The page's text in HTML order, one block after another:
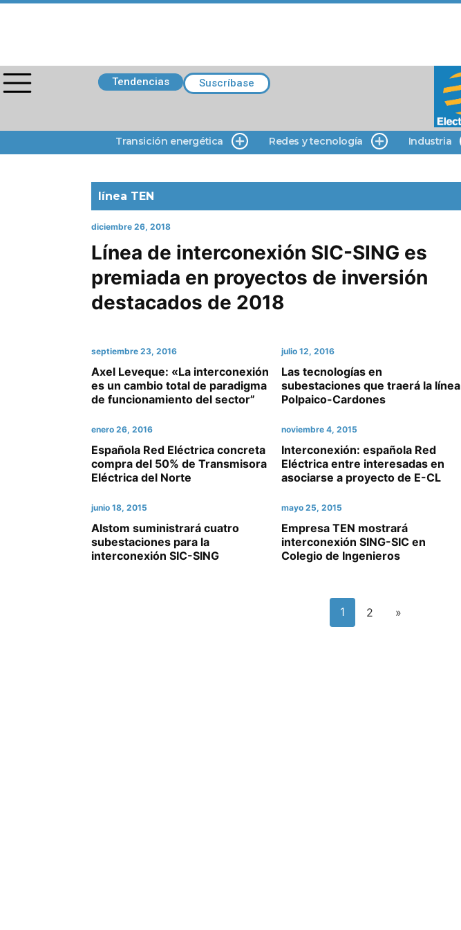
Tendencias Suscríbase
Transición energética Redes y tecnología Industria
línea TEN
diciembre 26, 2018
Línea de interconexión SIC-SING es
premiada en proyectos de inversión
destacados de 2018
septiembre 23, 2016
Axel Leveque: «La interconexión
es un cambio total de paradigma
de funcionamiento del sector”
julio 12, 2016
Las tecnologías en
subestaciones que traerá la línea
Polpaico-Cardones
enero 26, 2016
Española Red Eléctrica concreta
compra del 50% de Transmisora
Eléctrica del Norte
noviembre 4, 2015
Interconexión: española Red
Eléctrica entre interesadas en
asociarse a proyecto de E-CL
junio 18, 2015
Alstom suministrará cuatro
subestaciones para la
interconexión SIC-SING
mayo 25, 2015
Empresa TEN mostrará
interconexión SING-SIC en
Colegio de Ingenieros
1 2 »